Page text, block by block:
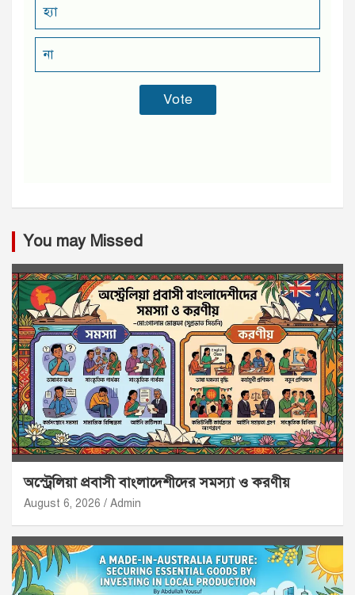
হ্যা
না
You may Missed
অস্ট্রেলিয়া প্রবাসী বাংলাদেশীদের সমস্যা ও করণীয়
August 6, 2026 Admin